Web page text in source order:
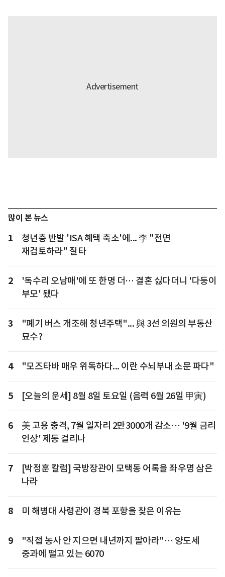
많이 본 뉴스
1
청년층 반발 'ISA 혜택 축소'에... 李 "전면
재검토하라" 질타
2
'독수리 오남매'에 또 한명 더… 결혼 싫다더니 '다둥이
부모' 됐다
3
"폐기 버스 개조해 청년주택"... 與 3선 의원의 부동산
묘수?
4 "모즈타바 매우 위독하다... 이란 수뇌부내 소문 파다"
5 [오늘의 운세] 8월 8일 토요일 (음력 6월 26일 甲寅)
6
美 고용 충격, 7월 일자리 2만3000개 감소… '9월 금리
인상' 제동 걸리나
7
[박정훈 칼럼] 국방장관이 모택동 어록을 좌우명 삼은
나라
8 미 해병대 사령관이 경북 포항을 찾은 이유는
9
"직접 농사 안 지으면 내년까지 팔아라"… 양도세
중과에 떨고 있는 6070